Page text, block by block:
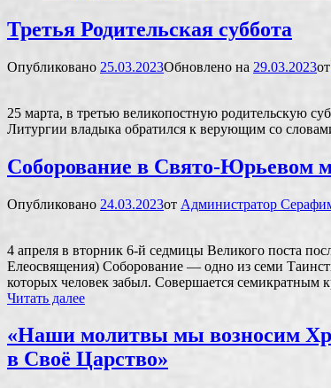
Третья Родительская суббота
Опубликовано 25.03.2023Обновлено на 29.03.2023от
25 марта, в третью великопостную родительскую
Литургии владыка обратился к верующим со
Соборование в Свято-Юрьевом
Опубликовано 24.03.2023от Администратор
4 апреля в вторник 6-й седмицы Великого поста
Елеосвящения) Соборование — одно из семи
которых человек забыл. Совершается
Читать далееСоборование
Свято-
Юрьевом
монастыре
«Наши молитвы мы возносим
в Своё Царство»